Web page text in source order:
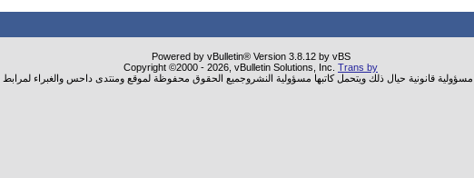
Powered by vBulletin® Version 3.8.12 by vBS
Copyright ©2000 - 2026, vBulletin Solutions, Inc. Trans by
مسؤولية قانونية حيال ذلك ويتحمل كاتبها مسؤولية النشروجميع الحقوق محفوظة لموقع ومنتدى داحس والغبراء